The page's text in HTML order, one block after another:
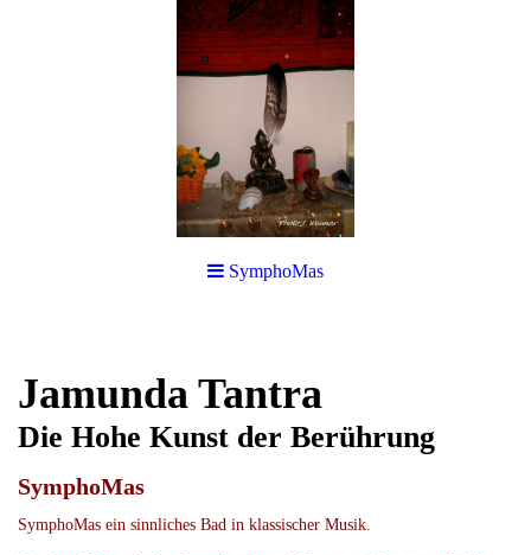
SymphoMas
Jamunda Tantra
Die Hohe Kunst der Berührung
SymphoMas
SymphoMas ein sinnliches Bad in klassischer Musik.